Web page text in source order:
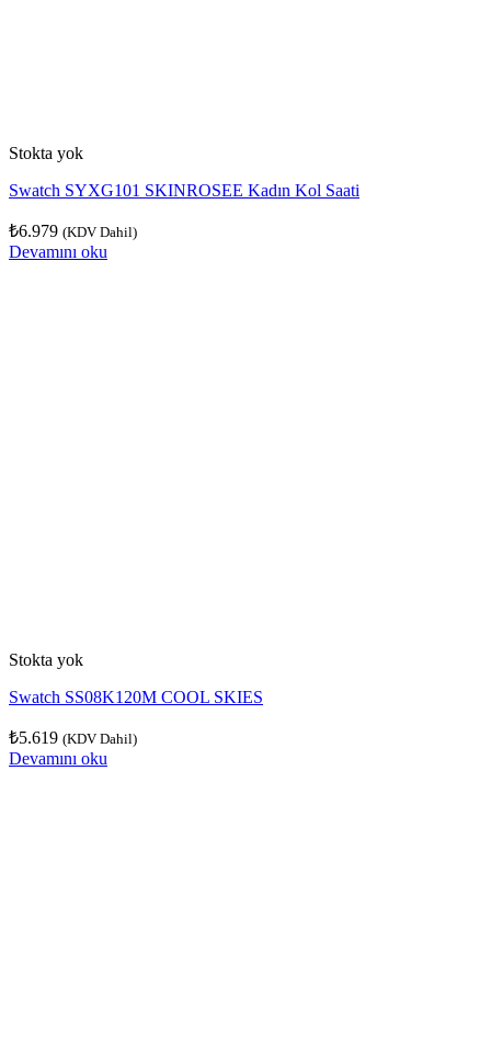
Stokta yok
Swatch SYXG101 SKINROSEE Kadın Kol Saati
₺6.979 (KDV Dahil)
Devamını oku
Stokta yok
Swatch SS08K120M COOL SKIES
₺5.619 (KDV Dahil)
Devamını oku